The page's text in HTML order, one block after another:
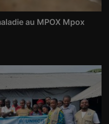
au MPOX Mpox